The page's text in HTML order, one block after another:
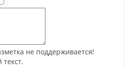
не поддерживается!